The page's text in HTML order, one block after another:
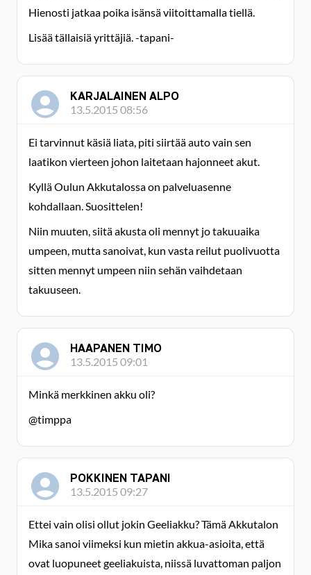
Hienosti jatkaa poika isänsä viitoittamalla tiellä.
Lisää tällaisiä yrittäjiä. -tapani-
KARJALAINEN ALPO
13.5.2015 08:56
Ei tarvinnut käsiä liata, piti siirtää auto vain sen
laatikon vierteen johon laitetaan hajonneet akut.
Kyllä Oulun Akkutalossa on palveluasenne
kohdallaan. Suosittelen!
Niin muuten, siitä akusta oli mennyt jo takuuaika
umpeen, mutta sanoivat, kun vasta reilut puolivuotta
sitten mennyt umpeen niin sehän vaihdetaan
takuuseen.
HAAPANEN TIMO
13.5.2015 09:01
Minkä merkkinen akku oli?
@timppa
POKKINEN TAPANI
13.5.2015 09:27
Ettei vain olisi ollut jokin Geeliakku? Tämä Akkutalon
Mika sanoi viimeksi kun mietin akkua-asioita, että
ovat luopuneet geeliakuista, niissä luvattoman paljon